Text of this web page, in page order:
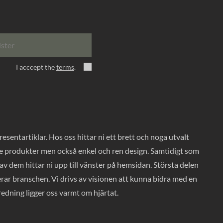
I acccept theterms.
Hos oss hittar ni ett brett och noga utvalt
men också enkel och ren design. Samtidigt som
dem hittar ni upp till vänster på hemsidan. Största delen
branschen. Vi drivs av visionen att kunna bidra med en
ligger oss varmt om hjärtat.